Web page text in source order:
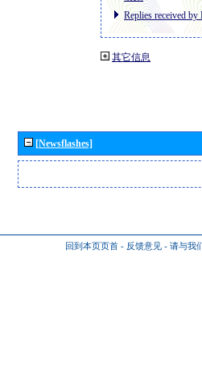
Replies received by
其它信息
[Newsflashes]
回到本页页首 - 反馈意见 - 请与我